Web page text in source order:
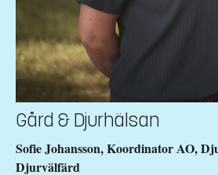
Gård & Djurhälsan
Sofie Johansson, Koordinator AO,
Djurvälfärd